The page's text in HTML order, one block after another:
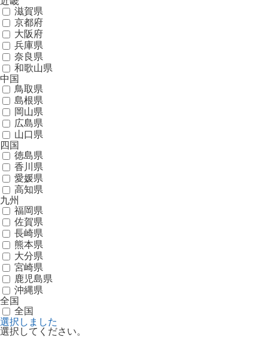
滋賀県
京都府
大阪府
兵庫県
奈良県
和歌山県
中国
鳥取県
島根県
岡山県
広島県
山口県
四国
徳島県
香川県
愛媛県
高知県
九州
福岡県
佐賀県
長崎県
熊本県
大分県
宮崎県
鹿児島県
沖縄県
全国
全国
選択しました
選択してください。